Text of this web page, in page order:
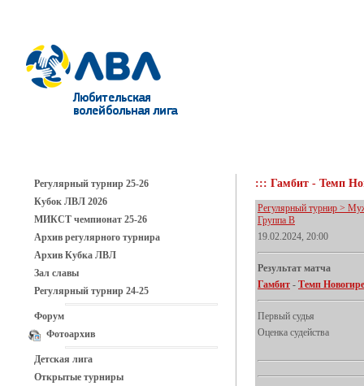
Регулярный турнир 25-26
Кубок ЛВЛ 2026
МИКСТ чемпионат 25-26
Архив регулярного турнира
Архив Кубка ЛВЛ
Зал славы
Регулярный турнир 24-25
Форум
Фотоархив
Детская лига
Открытые турниры
::: Гамбит - Темп
Регулярный турнир >
Группа В
19.02.2024, 20:00
Результат матча
Гамбит - Темп
Первый судья
Оценка судейства